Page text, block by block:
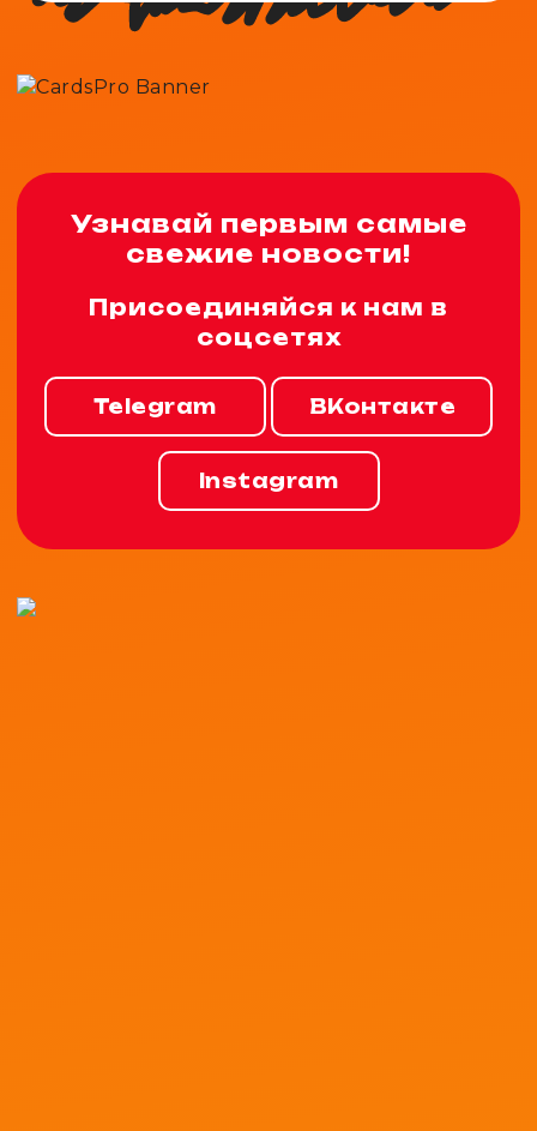
Узнавай первым самые
свежие новости!
Присоединяйся к нам в
соцсетях
Telegram ВКонтакте
Instagram